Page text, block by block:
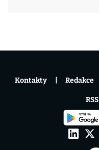
Kontakty Redakce
RSS